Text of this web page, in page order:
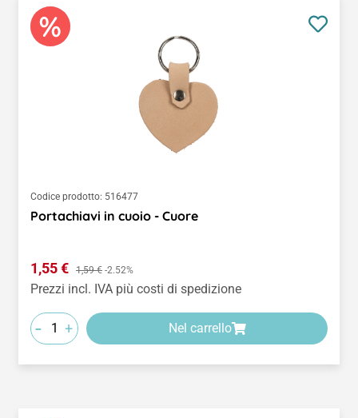
Codice prodotto: 516477
Portachiavi in cuoio - Cuore
Prezzo di vendita:
1,55 € Prezzo normale:
1,59 € -2.52%
Prezzi incl. IVA più costi di spedizione
- + Nel carrello